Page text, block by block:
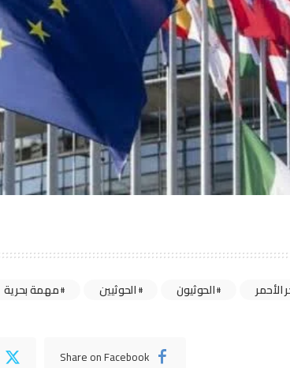
الأحمر الحوثيون الحوثيين مهمة بحرية
Share on Facebook